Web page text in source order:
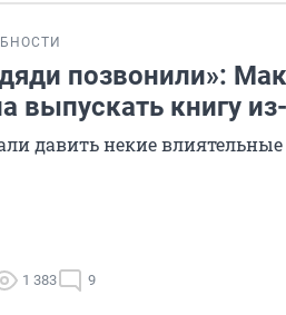
позвонили»:
выпускать книгу
давить некие
1 383 9